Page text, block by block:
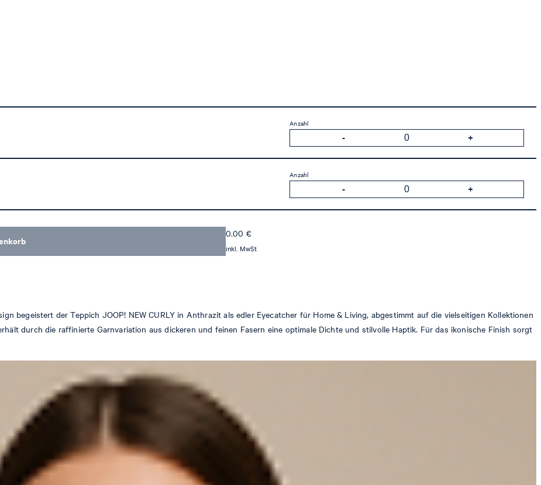
Anzahl
Anzahl
0.00 €
inkl. MwSt
begeistert der Teppich JOOP! NEW CURLY in Anthrazit als edler Eyecatcher für Home & Living, abgestimmt auf die vielseitigen Kollektionen
durch die raffinierte Garnvariation aus dickeren und feinen Fasern eine optimale Dichte und stilvolle Haptik. Für das ikonische Finish sorgt